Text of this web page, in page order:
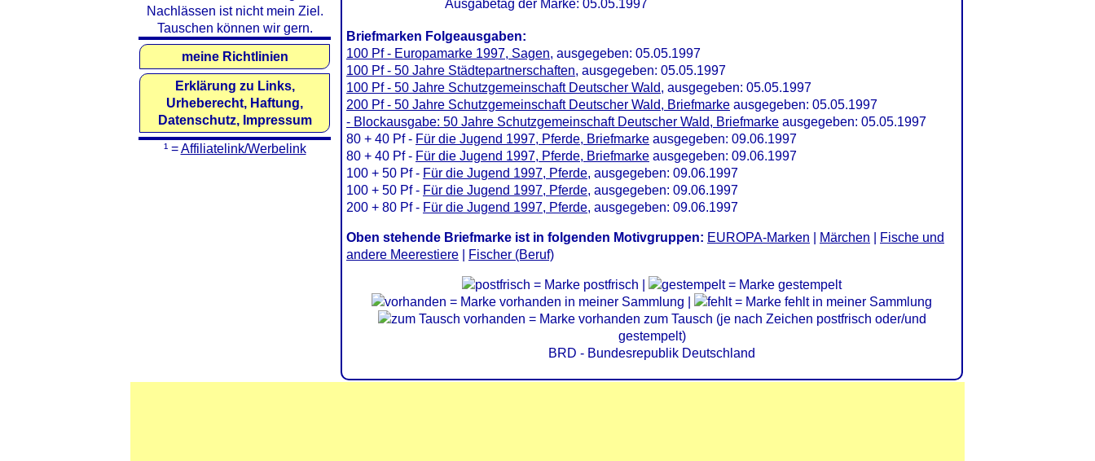
Ausgabetag der Marke: 05.05.1997
Briefmarken Folgeausgaben:
100 Pf - Europamarke 1997, Sagen, ausgegeben: 05.05.1997
100 Pf - 50 Jahre Städtepartnerschaften, ausgegeben: 05.05.1997
100 Pf - 50 Jahre Schutzgemeinschaft Deutscher Wald, ausgegeben: 05.05.1997
200 Pf - 50 Jahre Schutzgemeinschaft Deutscher Wald, Briefmarke ausgegeben: 05.05.1997
- Blockausgabe: 50 Jahre Schutzgemeinschaft Deutscher Wald, Briefmarke ausgegeben: 05.05.1997
80 + 40 Pf - Für die Jugend 1997, Pferde, Briefmarke ausgegeben: 09.06.1997
80 + 40 Pf - Für die Jugend 1997, Pferde, Briefmarke ausgegeben: 09.06.1997
100 + 50 Pf - Für die Jugend 1997, Pferde, ausgegeben: 09.06.1997
100 + 50 Pf - Für die Jugend 1997, Pferde, ausgegeben: 09.06.1997
200 + 80 Pf - Für die Jugend 1997, Pferde, ausgegeben: 09.06.1997
Oben stehende Briefmarke ist in folgenden Motivgruppen: EUROPA-Marken Märchen
Fische und
andere Meerestiere
Fischer (Beruf)
= Marke postfrisch |
= Marke gestempelt
= Marke vorhanden in meiner Sammlung |
= Marke fehlt in meiner Sammlung
= Marke vorhanden zum Tausch (je nach Zeichen postfrisch oder/und
gestempelt)
BRD - Bundesrepublik Deutschland
Nachlässen ist nicht mein Ziel.
Tauschen können wir gern.
meine Richtlinien
Erklärung zu Links,
Urheberecht, Haftung,
Datenschutz, Impressum
¹ =Affiliatelink/Werbelink